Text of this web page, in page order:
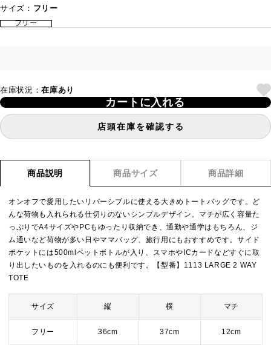
サイズ： フリー
フリー
在庫状況：在庫あり
カートに入れる
店頭在庫を確認する
商品説明 商品サイズ 商品詳細
オンオフで愛用したいリバーシブルに使える大きめトートバッグです。ど
んな荷物も入れられる仕切りのないシンプルデザイン。マチが広く容量た
っぷりでA4サイズやPCもゆったり収納でき、通勤や通学はもちろん、ジ
ム通いなど荷物が多い日やママバッグ、旅行用にもおすすめです。サイド
ポケットには500mlペットボトルが入り、スマホやICカードなどすぐに取
り出したいものを入れるのにも便利です。【型番】1113 LARGE 2 WAY
TOTE
サイズ 縦 横 マチ
フリー 36cm 37cm 12cm